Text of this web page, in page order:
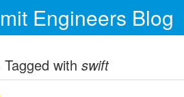
Engineers Blog
with swift